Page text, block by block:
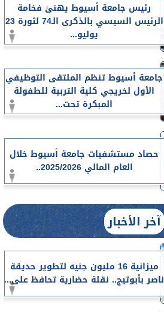
رئيس جامعة أسيوط يهنئ فخامة
الرئيس السيسي بالذكرى الـ74 لثورة 23
يوليو...
جامعة أسيوط تنظم الملتقى التوظيفي
الأول لخريجي كلية التربية للطفولة
المبكرة تحت...
حصاد مستشفيات جامعة أسيوط خلال
العام المالي 2025/2026..
آخر الأخبار
ميزانية 16 مليون جنيه لتطوير حديقة
ناصر بأبوتيج.. نقلة حضارية تحافظ على...